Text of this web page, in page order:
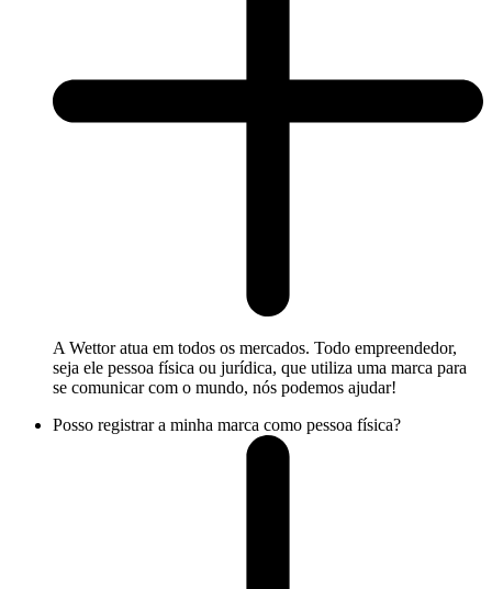
A Wettor atua em todos os mercados. Todo empreendedor,
seja ele pessoa física ou jurídica, que utiliza uma marca para
se comunicar com o mundo, nós podemos ajudar!
Posso registrar a minha marca como pessoa física?